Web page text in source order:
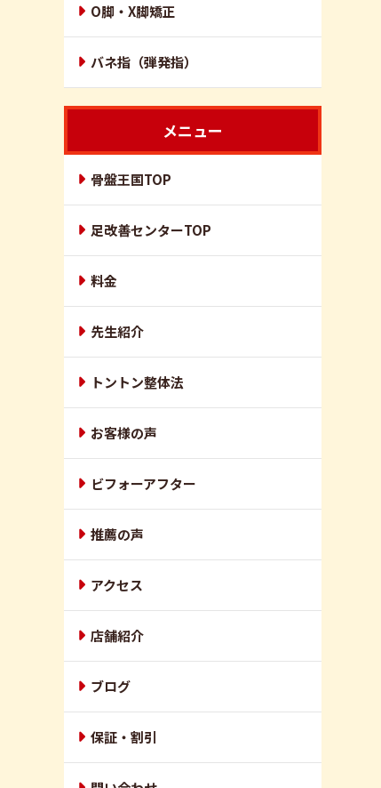
O脚・X脚矯正
バネ指（弾発指）
メニュー
骨盤王国TOP
足改善センターTOP
料金
先生紹介
トントン整体法
お客様の声
ビフォーアフター
推薦の声
アクセス
店舗紹介
ブログ
保証・割引